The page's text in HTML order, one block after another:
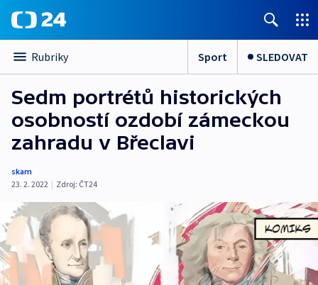
Rubriky Sport SLEDOVAT
Sedm portrétů historických
osobností ozdobí zámeckou
zahradu v Břeclavi
skam
23. 2. 2022 | Zdroj: ČT24